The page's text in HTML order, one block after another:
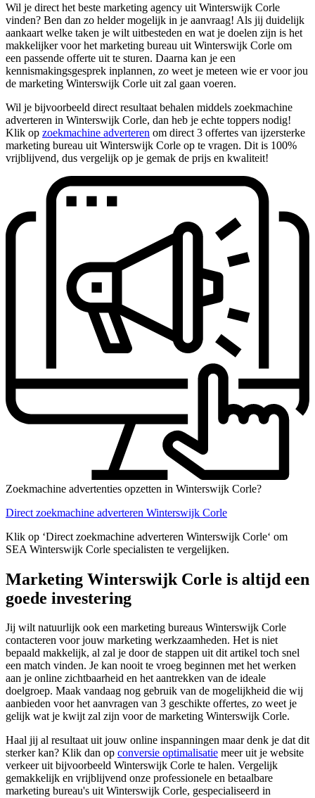
Wil je direct het beste marketing agency uit Winterswijk Corle
vinden? Ben dan zo helder mogelijk in je aanvraag! Als jij duidelijk
aankaart welke taken je wilt uitbesteden en wat je doelen zijn is het
makkelijker voor het marketing bureau uit Winterswijk Corle om
een passende offerte uit te sturen. Daarna kan je een
kennismakingsgesprek inplannen, zo weet je meteen wie er voor jou
de marketing Winterswijk Corle uit zal gaan voeren.
Wil je bijvoorbeeld direct resultaat behalen middels zoekmachine
adverteren in Winterswijk Corle, dan heb je echte toppers nodig!
Klik op zoekmachine adverteren om direct 3 offertes van ijzersterke
marketing bureau uit Winterswijk Corle op te vragen. Dit is 100%
vrijblijvend, dus vergelijk op je gemak de prijs en kwaliteit!
Zoekmachine advertenties opzetten in Winterswijk Corle?
Direct zoekmachine adverteren Winterswijk Corle
Klik op ‘Direct zoekmachine adverteren Winterswijk Corle‘ om
SEA Winterswijk Corle specialisten te vergelijken.
Marketing Winterswijk Corle is altijd een
goede investering
Jij wilt natuurlijk ook een marketing bureaus Winterswijk Corle
contacteren voor jouw marketing werkzaamheden. Het is niet
bepaald makkelijk, al zal je door de stappen uit dit artikel toch snel
een match vinden. Je kan nooit te vroeg beginnen met het werken
aan je online zichtbaarheid en het aantrekken van de ideale
doelgroep. Maak vandaag nog gebruik van de mogelijkheid die wij
aanbieden voor het aanvragen van 3 geschikte offertes, zo weet je
gelijk wat je kwijt zal zijn voor de marketing Winterswijk Corle.
Haal jij al resultaat uit jouw online inspanningen maar denk je dat dit
sterker kan? Klik dan op conversie optimalisatie meer uit je website
verkeer uit bijvoorbeeld Winterswijk Corle te halen. Vergelijk
gemakkelijk en vrijblijvend onze professionele en betaalbare
marketing bureau's uit Winterswijk Corle, gespecialiseerd in